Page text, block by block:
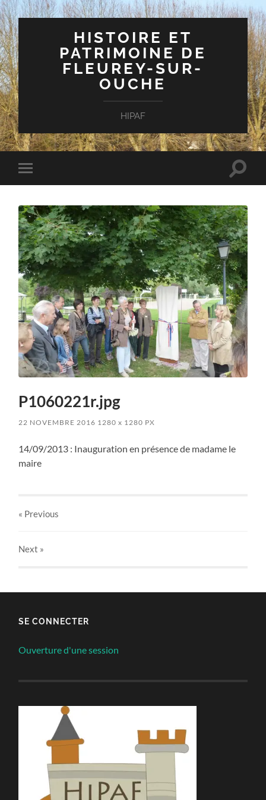
HISTOIRE ET
PATRIMOINE DE
FLEUREY-SUR-
OUCHE
HIPAF
Toggle
mobile
Toggle
P1060221r.jpg
22 NOVEMBRE 2016 1280x 1280 PX
14/09/2013 : Inauguration en présence de madame le
maire
« Previous
Next »
SE CONNECTER
Ouverture d'une session